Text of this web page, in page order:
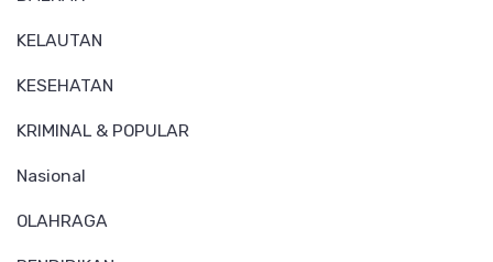
KELAUTAN
KESEHATAN
KRIMINAL & POPULAR
Nasional
OLAHRAGA